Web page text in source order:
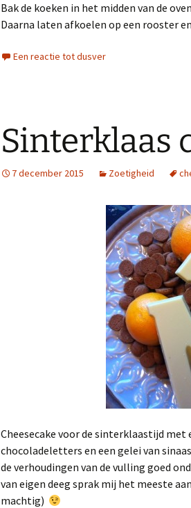
Bak de koeken in het midden van de
Daarna laten afkoelen op een rooster
Een reactie tot dusver
Sinterklaas
7 december 2015 Zoetigheid
Cheesecake voor de sinterklaastijd
chocoladeletters en een gelei van
de verhoudingen van de vulling goed
van eigen deeg sprak mij het meeste
machtig)